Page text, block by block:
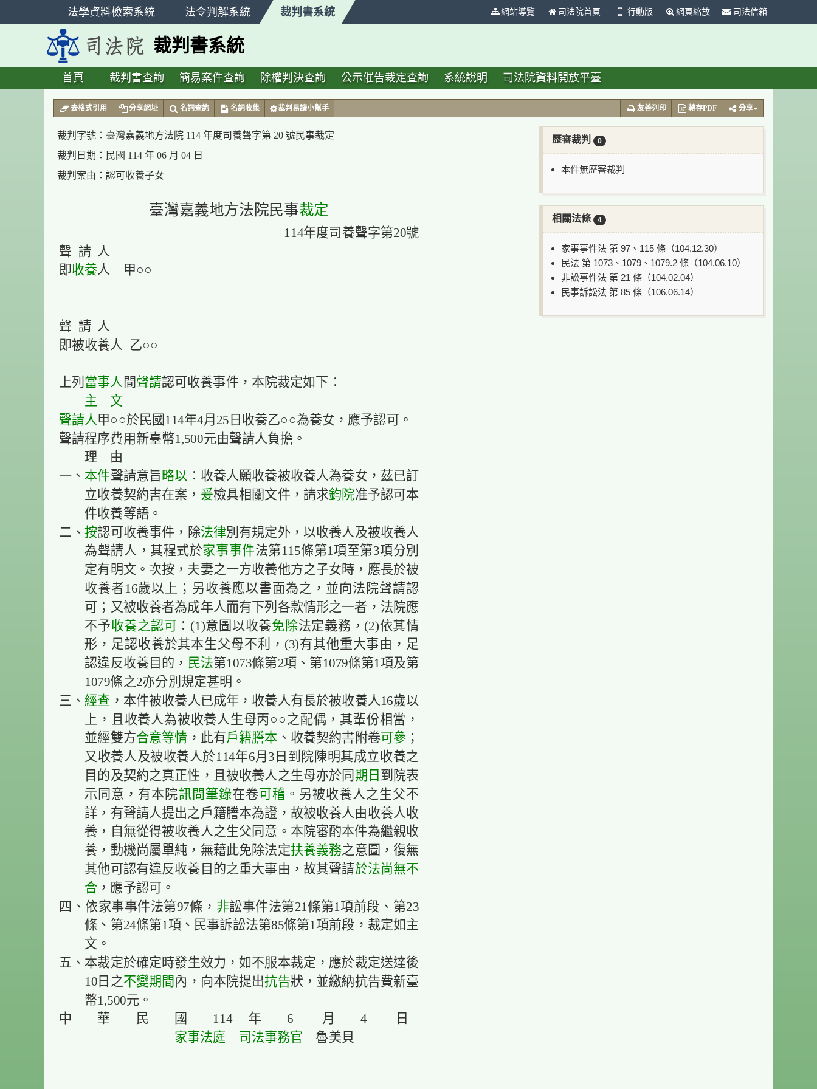
法學資料檢索系統 法令判解系統 裁判書系統 網站導覽 司法院首頁 行動版 網頁縮放 司法信箱
裁判書系統
首頁 裁判書查詢 簡易案件查詢 除權判決查詢 公示催告裁定查詢 系統說明 司法院資料開放平臺
去格式引用 分享網址 名詞查詢 名詞收集 裁判易讀小幫手 友善列印 轉存PDF 分享
裁判字號： 臺灣嘉義地方法院 114 年度司養聲字第 20 號民事裁定
裁判日期： 民國 114 年 06 月 04 日
裁判案由： 認可收養子女
臺灣嘉義地方法院民事裁定
114年度司養聲字第20號
聲 請 人
即收養人 甲○○
聲 請 人
即被收養人 乙○○
上列 當事人 間聲請認可收養事件，本院裁定如下：
主 文
聲請人甲○○於民國114年4月25日收養乙○○為養女，應予認可。
聲請程序費用新臺幣1,500元由聲請人負擔。
理 由
一、 本件聲請意旨略以 ：收養人願收養被收養人為養女，茲已訂
立收養契約書在案， 爰檢具相關文件，請求鈞院准予認可本
件收養等語。
二、按認可收養事件，除法律別有規定外，以收養人及被收養人
為聲請人，其程式於家事事件法第115條第1項至第3項分別
定有明文。次按，夫妻之一方收養他方之子女時，應長於被
收養者16歲以上；另收養應以書面為之，並向法院聲請認
可；又被收養者為成年人而有下列各款情形之一者，法院應
不予收養之認可 ：(1)意圖以收養免除法定義務，(2)依其情
形，足認收養於其本生父母不利，(3)有其他重大事由，足
認違反收養目的， 民法第1073條第2項、第1079條第1項及第
1079條之2亦分別規定甚明。
三、 經查 ，本件被收養人已成年，收養人有長於被收養人16歲以
上，且收養人為被收養人生母丙○○之配偶，其輩份相當，
並經雙方合意等情 ，此有戶籍謄本 、收養契約書附卷可參 ；
又收養人及被收養人於114年6月3日到院陳明其成立收養之
目的及契約之真正性，且被收養人之生母亦於同 期日 到院表
示同意，有本院訊問筆錄在卷可稽 。另被收養人之生父不
詳，有聲請人提出之戶籍謄本為證，故被收養人由收養人收
養，自無從得被收養人之生父同意。本院審酌本件為繼親收
養，動機尚屬單純，無藉此免除法定扶養義務之意圖，復無
其他可認有違反收養目的之重大事由，故其聲請於法尚無不
合 ，應予認可。
四、依家事事件法第97條， 非訟事件法第21條第1項前段、第23
條、第24條第1項、民事訴訟法第85條第1項前段，裁定如主
文。
五、本裁定於確定時發生效力，如不服本裁定，應於裁定送達後
10日之不變期間 內，向本院提出抗告狀，並繳納抗告費新臺
幣1,500元。
中 華 民 國 114 年 6 月 4 日
家事法庭
司法事務官 魯美貝
歷審裁判 0
本件無歷審裁判
相關法條 4
家事事件法 第 97、115 條（104.12.30）
民法 第 1073、1079、1079.2 條（104.06.10）
非訟事件法 第 21 條（104.02.04）
民事訴訟法 第 85 條（106.06.14）